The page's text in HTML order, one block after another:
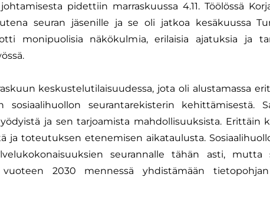
pidettiin marraskuussa 4.11. Töölössä
seuran jäsenille ja se oli jatkoa kesäkuussa
monipuolisia näkökulmia, erilaisia ajatuksia ja
keskustelutilaisuudessa, jota oli alustamassa
seurantarekisterin kehittämisestä.
ja sen tarjoamista mahdollisuuksista. Erittäin
ja toteutuksen etenemisen aikataulusta.
seurannalle tähän asti, mutta
2030 mennessä yhdistämään